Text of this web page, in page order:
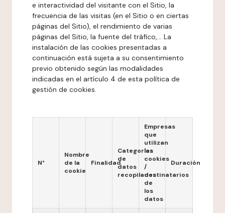
e interactividad del visitante con el Sitio, la
frecuencia de las visitas (en el Sitio o en ciertas
páginas del Sitio), el rendimiento de varias
páginas del Sitio, la fuente del tráfico,... La
instalación de las cookies presentadas a
continuación está sujeta a su consentimiento
previo obtenido según las modalidades
indicadas en el artículo 4 de esta política de
gestión de cookies.
N°
Nombre
de la
cookie
Finalidad
Categorías
de
datos
recopilados
Empresas
que
utilizan
las
cookies
/
destinatarios
de
los
datos
Duración